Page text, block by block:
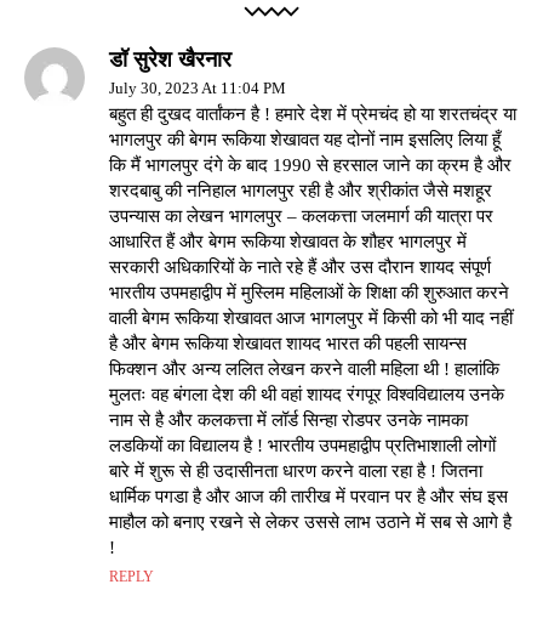
डॉ सुरेश खैरनार
July 30, 2023 At 11:04 PM
बहुत ही दुखद वार्तांकन है ! हमारे देश में प्रेमचंद हो या शरतचंद्र या
भागलपुर की बेगम रूकिया शेखावत यह दोनों नाम इसलिए लिया हूँ
कि मैं भागलपुर दंगे के बाद 1990 से हरसाल जाने का क्रम है और
शरदबाबु की ननिहाल भागलपुर रही है और श्रीकांत जैसे मशहूर
उपन्यास का लेखन भागलपुर – कलकत्ता जलमार्ग की यात्रा पर
आधारित हैं और बेगम रूकिया शेखावत के शौहर भागलपुर में
सरकारी अधिकारियों के नाते रहे हैं और उस दौरान शायद संपूर्ण
भारतीय उपमहाद्वीप में मुस्लिम महिलाओं के शिक्षा की शुरुआत करने
वाली बेगम रूकिया शेखावत आज भागलपुर में किसी को भी याद नहीं
है और बेगम रूकिया शेखावत शायद भारत की पहली सायन्स
फिक्शन और अन्य ललित लेखन करने वाली महिला थी ! हालांकि
मुलतः वह बंगला देश की थी वहां शायद रंगपूर विश्वविद्यालय उनके
नाम से है और कलकत्ता में लॉर्ड सिन्हा रोडपर उनके नामका
लडकियों का विद्यालय है ! भारतीय उपमहाद्वीप प्रतिभाशाली लोगों
बारे में शुरू से ही उदासीनता धारण करने वाला रहा है ! जितना
धार्मिक पगडा है और आज की तारीख में परवान पर है और संघ इस
माहौल को बनाए रखने से लेकर उससे लाभ उठाने में सब से आगे है
!
REPLY